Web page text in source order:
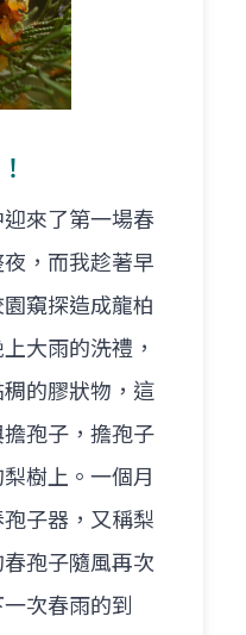
來了第一場春
，而我趁著早
窺探造成龍柏
大雨的洗禮，
的膠狀物，這
孢子，擔孢子
樹上。一個月
子器，又稱梨
孢子隨風再次
次春雨的到